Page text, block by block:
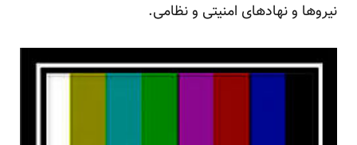
نیروها و نهادهای امنیتی و نظامی.